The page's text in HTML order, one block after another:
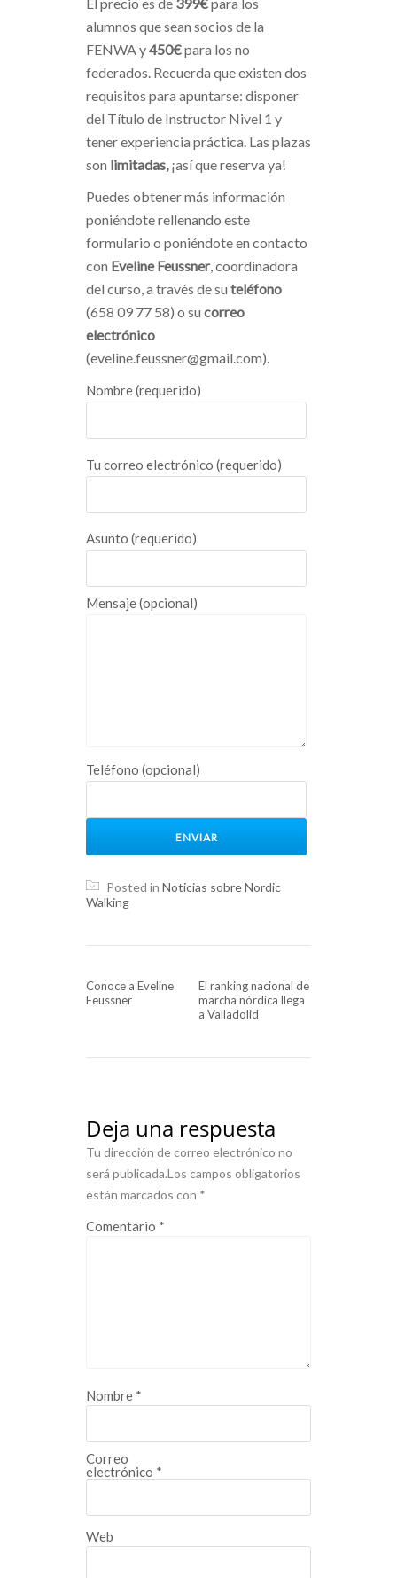
alumnos que sean socios de la
FENWA y450€para los no
federados. Recuerda que existen dos
requisitos para apuntarse: disponer
del Título de Instructor Nivel 1 y
tener experiencia práctica. Las plazas
son limitadas,¡así que reserva ya!
Puedes obtener más información
poniéndote rellenando este
formulario o poniéndote en contacto
con Eveline Feussner, coordinadora
del curso, a través de su teléfono
(658 09 77 58) o su correo
electrónico
(eveline.feussner@gmail.com).
Nombre (requerido)
Tu correo electrónico (requerido)
Asunto (requerido)
Mensaje (opcional)
Teléfono (opcional)
Posted in Noticias sobre Nordic
Walking
Conoce a Eveline
Feussner
El ranking nacional de
marcha nórdica llega
a Valladolid
Deja una respuesta
Tu dirección de correo electrónico no
será publicada.Los campos obligatorios
están marcados con *
Comentario *
Nombre *
Correo
electrónico *
Web